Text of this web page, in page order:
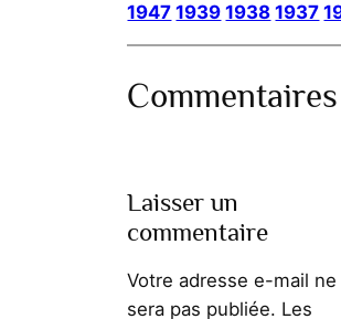
1947 1939 1938 1937
Commentaires
Laisser un
commentaire
Votre adresse e-mail ne
sera pas publiée. Les